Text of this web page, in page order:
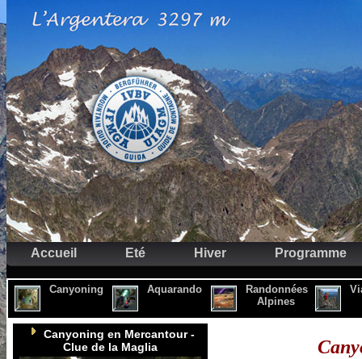
Accueil Eté Hiver Programme
Canyoning Aquarando
Randonnées
Alpines
Canyoning en Mercantour -
Clue de la Maglia